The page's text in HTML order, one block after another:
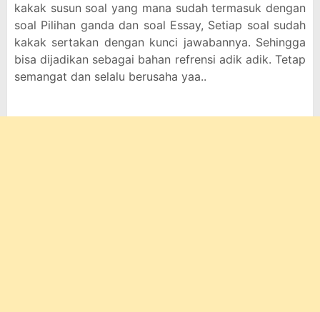
kakak susun soal yang mana sudah termasuk dengan
soal Pilihan ganda dan soal Essay, Setiap soal sudah
kakak sertakan dengan kunci jawabannya. Sehingga
bisa dijadikan sebagai bahan refrensi adik adik. Tetap
semangat dan selalu berusaha yaa..